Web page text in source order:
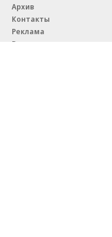
Архив
Контакты
Реклама
Вакансии